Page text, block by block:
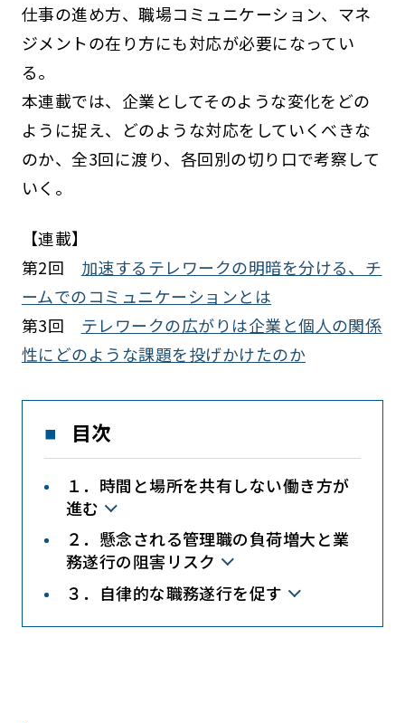
仕事の進め方、職場コミュニケーション、マネ
ジメントの在り方にも対応が必要になってい
る。
本連載では、企業としてそのような変化をどの
ように捉え、どのような対応をしていくべきな
のか、全3回に渡り、各回別の切り口で考察して
いく。
【連載】
第2回 加速するテレワークの明暗を分ける、チ
ームでのコミュニケーションとは
第3回 テレワークの広がりは企業と個人の関係
性にどのような課題を投げかけたのか
目次
１．時間と場所を共有しない働き方が
進む
２．懸念される管理職の負荷増大と業
務遂行の阻害リスク
３．自律的な職務遂行を促す